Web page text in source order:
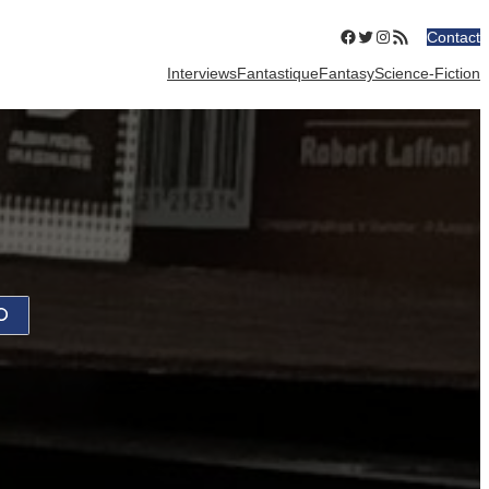
Facebook
Twitter
Instagram
Flux RSSContact
InterviewsFantastiqueFantasyScience-Fiction